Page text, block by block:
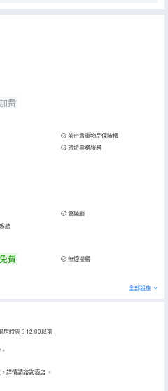
费
前台貴重物品保險櫃
旅遊票務服務
會議廳
統
免費
無煙樓層
全部設施
時間：12:00以前
詳情請諮詢酒店 。